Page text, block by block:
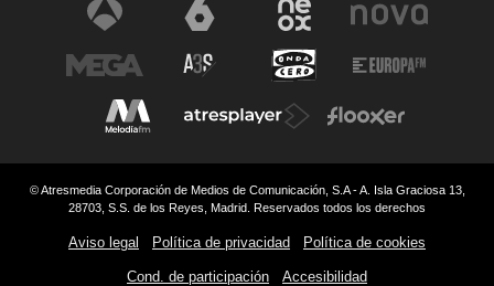
© Atresmedia Corporación de Medios de Comunicación, S.A - A. Isla Graciosa 13,
28703, S.S. de los Reyes, Madrid. Reservados todos los derechos
Aviso legal Política de privacidad Política de cookies
Cond. de participación Accesibilidad